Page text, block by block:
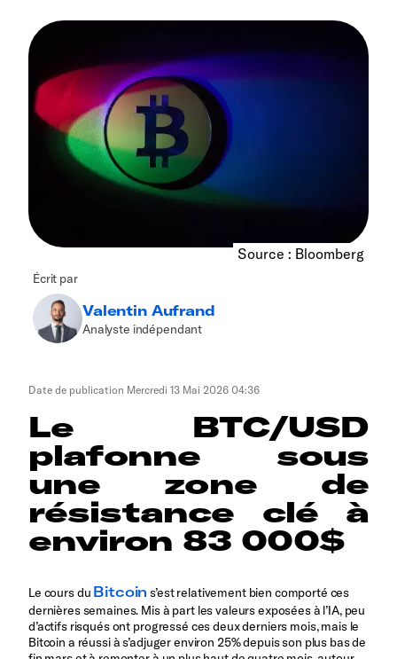
Source : Bloomberg
Écrit par
Valentin Aufrand
Analyste indépendant
Date de publication Mercredi 13 Mai 2026 04:36
Le BTC/USD
plafonne sous
une zone de
résistance clé à
environ 83 000$
Le cours du Bitcoin s’est relativement bien comporté ces
dernières semaines. Mis à part les valeurs exposées à l’IA, peu
d’actifs risqués ont progressé ces deux derniers mois, mais le
Bitcoin a réussi à s’adjuger environ 25% depuis son plus bas de